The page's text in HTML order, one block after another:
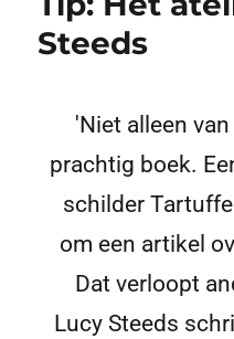
Steeds
'Niet alleen
prachtig boek.
schilder
om een artikel
Dat verloopt
Lucy Steeds